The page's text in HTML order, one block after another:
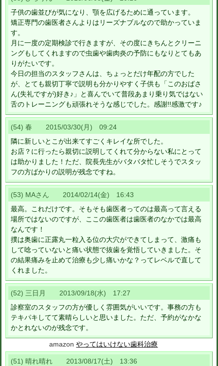
子供の歯並びが気になり、顎を広げるために通っています。
矯正専門の歯医者さんよりはリーズナブルなので助かっていま
す。
月に一度の定期検診で行きますが、その度にきちんとクリーニ
ングもしてくれますので虫歯や歯肉炎の予防にもなりとてもあ
りがたいです。
今日の担当のスタッフさんは、ちょっとだけ年配の方でした
が、とても親切丁寧で説明も分かりやすく子供も「このおばさ
ん(失礼ですが)好き♪」と喜んでいて普段あまり乗り気ではない
舌のトレーニングも頑張れそうな感じでした。感謝!!感激です♪
(54) 春 2015/03/30(月) 09:24
隣に新しいとこが出来てすごくキレイな所でした。
お店？に行ったら親切に説明してくれて分からない私にとって
は助かりました！ただ、院長先生がバタバタ忙しそうでスタッ
フの方ばかりの説明が残念ですね。
(53) MAさん 2014/02/14(金) 16:43
最高。これだけです。そもそも歯医者ってのは最高って言える
場所ではないのですが、ここの歯医者は歯医者のなかでは最高
なんです！
撲は奥歯に正露丸一粒入る位の大穴ができてしまって、激痛も
して唸っていないと痛い状態で抜歯を覚悟していきました。そ
の結果痛みを止めて治療も少し痛いかな？ってレベルで直して
くれました。
(52) 三日月 2013/09/18(水) 17:27
診察室のスタッフの方が優しく雰囲気がいいです。事務の方も
テキパキしてて素晴らしいと思いました。ただ、予約がなかな
かとれないのが残念です。
amazonやってはいけない歯科治療
(51) 晴れ晴れ 2013/08/17(土) 13:36